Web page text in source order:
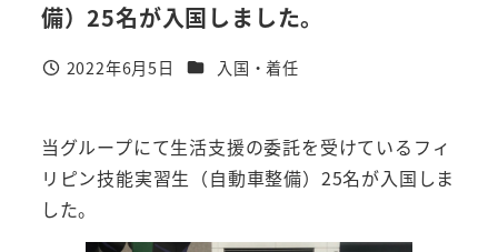
備）25名が入国しました。
投稿日
2022年6月5日 カテゴリー
入国・着任
当グループにて生活支援の委託を受けているフィ
リピン技能実習生（自動車整備）25名が入国しま
した。